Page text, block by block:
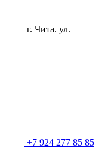
г. Чита. ул.
+7 924 277 85 85